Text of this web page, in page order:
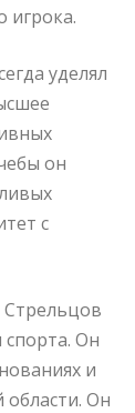
игрока.
уделял
он
с
спорта. Он
и
Он